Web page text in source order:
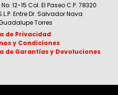
12-15 Col. El Paseo C.P. 78320
Entre Dr. Salvador Nava
Torres
de Privacidad
y Condiciones
de Garantías y Devoluciones